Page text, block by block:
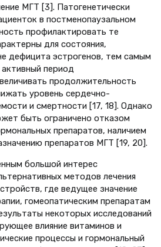
МГТ [3]. Патогенетически
в постменопаузальном
профилактировать те
для состояния,
дефицита эстрогенов, тем самым
период
продолжительность
уровень сердечно-
и смертности [17, 18]. Однако
быть ограничено отказом
препаратов, наличием
препаратов МГТ [19, 20].
большой интерес
методов лечения
где ведущее значение
гомеопатическим препаратам
некоторых исследований
влияние витаминов и
процессы и гормональный